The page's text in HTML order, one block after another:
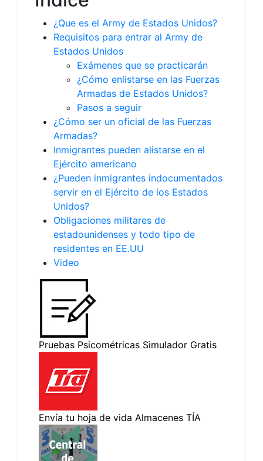
¿Que es el Army de Estados Unidos?
Requisitos para entrar al Army de
Estados Unidos
Exámenes que se practicarán
¿Cómo enlistarse en las Fuerzas
Armadas de Estados Unidos?
Pasos a seguir
¿Cómo ser un oficial de las Fuerzas
Armadas?
Inmigrantes pueden alistarse en el
Ejército americano
¿Pueden inmigrantes indocumentados
servir en el Ejército de los Estados
Unidos?
Obligaciones militares de
estadounidenses y todo tipo de
residentes en EE.UU
Video